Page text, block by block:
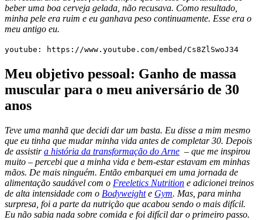
beber uma boa cerveja gelada, não recusava. Como resultado,
minha pele era ruim e eu ganhava peso continuamente. Esse era o
meu antigo eu.
youtube: https://www.youtube.com/embed/Cs8ZlSwoJ34
Meu objetivo pessoal: Ganho de massa
muscular para o meu aniversário de 30
anos
Teve uma manhã que decidi dar um basta. Eu disse a mim mesmo
que eu tinha que mudar minha vida antes de completar 30. Depois
de assistira história da transformação do Arne – que me inspirou
muito – percebi que a minha vida e bem-estar estavam em minhas
mãos. De mais ninguém. Então embarquei em uma jornada de
alimentação saudável com o Freeletics Nutrition e adicionei treinos
de alta intensidade com o Bodyweighte Gym. Mas, para minha
surpresa, foi a parte da nutrição que acabou sendo o mais difícil.
Eu não sabia nada sobre comida e foi difícil dar o primeiro passo.